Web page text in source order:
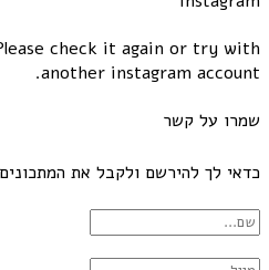
check it again or try with
another instagram account.
שמרו על קשר
כדאי לך להירשם ולקבל את